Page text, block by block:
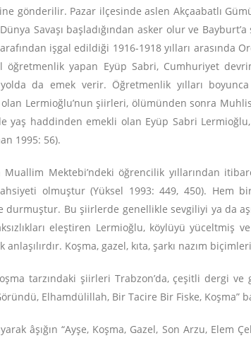
gönderilir. Pazar ilçesinde aslen Akçaabatlı
Savaşı başladığından asker olur ve
işgal edildiği 1916-1918 yılları arasında
yapan Eyüp Sabri, Cumhuriyet
da emek verir. Öğretmenlik yılları
Lermioğlu’nun şiirleri, ölümünden sonra
yaş haddinden emekli olan Eyüp Sabri
1995: 56).
Mektebi’ndeki öğrencilik yıllarından
olmuştur (Yüksel 1993: 449, 450). Hem
Bu şiirlerde genellikle sevgiliyi ya da
eleştiren Lermioğlu, köylüyü
Koşma, gazel, kıta, şarkı nazım
tarzındaki şiirleri Trabzon’da, çeşitli dergi
Elhamdülillah, Bir Tacire Bir Fiske, Koşma”
âşığın “Ayşe, Koşma, Gazel, Son Arzu, Elem